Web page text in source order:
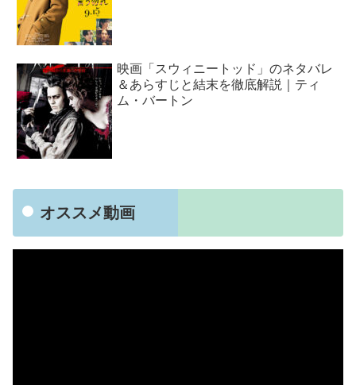
映画「スウィニートッド」のネタバレ
＆あらすじと結末を徹底解説｜ティ
ム・バートン
オススメ動画